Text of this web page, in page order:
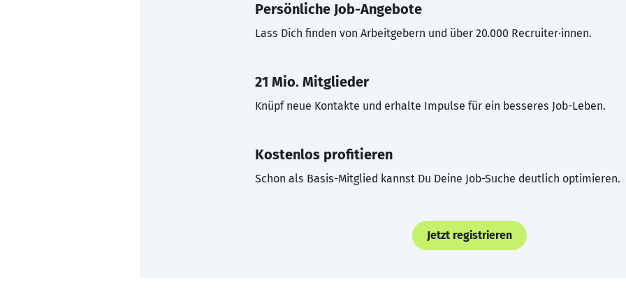
Persönliche Job-Angebote
Lass Dich finden von Arbeitgebern und über 20.000 Recruiter·innen.
21 Mio. Mitglieder
Knüpf neue Kontakte und erhalte Impulse für ein besseres Job-Leben.
Kostenlos profitieren
Schon als Basis-Mitglied kannst Du Deine Job-Suche deutlich optimieren.
Jetzt registrieren